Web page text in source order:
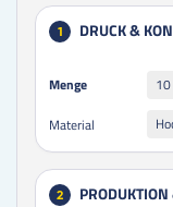
1 DRUCK &
Menge
Material
2